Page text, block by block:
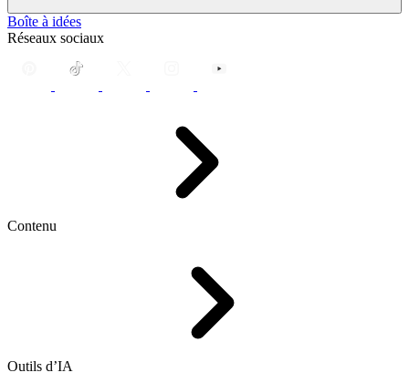
Boîte à idées
Réseaux sociaux
Contenu
Outils d’IA